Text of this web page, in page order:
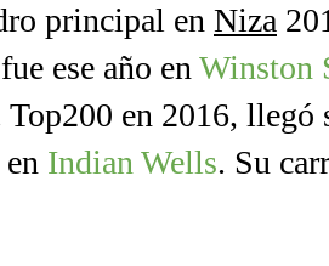
principal en Niza
fue ese año en Winston
en 2016, llegó
Indian Wells. Su